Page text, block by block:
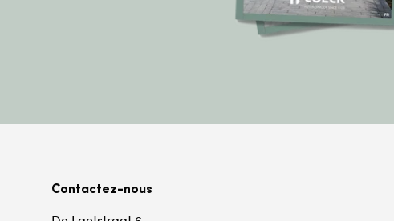
Contactez-nous